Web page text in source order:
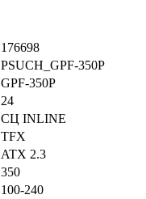
176698
PSUCH_GPF-350P
GPF-350P
24
СЦ INLINE
TFX
ATX 2.3
350
100-240